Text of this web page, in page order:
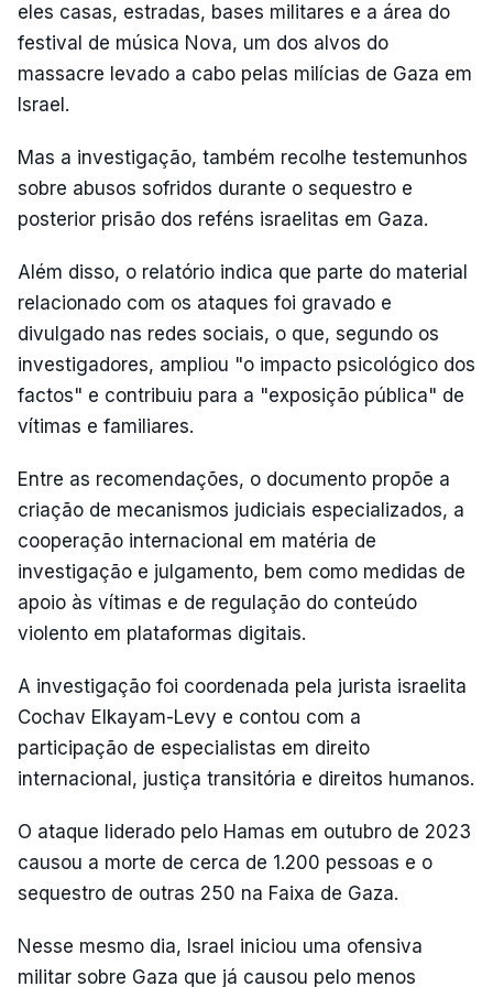
eles casas, estradas, bases militares e a área do
festival de música Nova, um dos alvos do
massacre levado a cabo pelas milícias de Gaza em
Israel.
Mas a investigação, também recolhe testemunhos
sobre abusos sofridos durante o sequestro e
posterior prisão dos reféns israelitas em Gaza.
Além disso, o relatório indica que parte do material
relacionado com os ataques foi gravado e
divulgado nas redes sociais, o que, segundo os
investigadores, ampliou "o impacto psicológico dos
factos" e contribuiu para a "exposição pública" de
vítimas e familiares.
Entre as recomendações, o documento propõe a
criação de mecanismos judiciais especializados, a
cooperação internacional em matéria de
investigação e julgamento, bem como medidas de
apoio às vítimas e de regulação do conteúdo
violento em plataformas digitais.
A investigação foi coordenada pela jurista israelita
Cochav Elkayam-Levy e contou com a
participação de especialistas em direito
internacional, justiça transitória e direitos humanos.
O ataque liderado pelo Hamas em outubro de 2023
causou a morte de cerca de 1.200 pessoas e o
sequestro de outras 250 na Faixa de Gaza.
Nesse mesmo dia, Israel iniciou uma ofensiva
militar sobre Gaza que já causou pelo menos